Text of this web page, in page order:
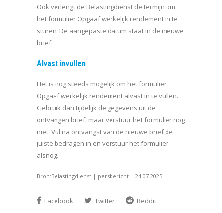
Ook verlengt de Belastingdienst de termijn om
het formulier Opgaaf werkelijk rendement in te
sturen. De aangepaste datum staat in de nieuwe
brief.
Alvast invullen
Het is nog steeds mogelijk om het formulier
Opgaaf werkelijk rendement alvast in te vullen.
Gebruik dan tijdelijk de gegevens uit de
ontvangen brief, maar verstuur het formulier nog
niet. Vul na ontvangst van de nieuwe brief de
juiste bedragen in en verstuur het formulier
alsnog.
Bron:Belastingdienst | persbericht | 24-07-2025
Facebook Twitter
Reddit